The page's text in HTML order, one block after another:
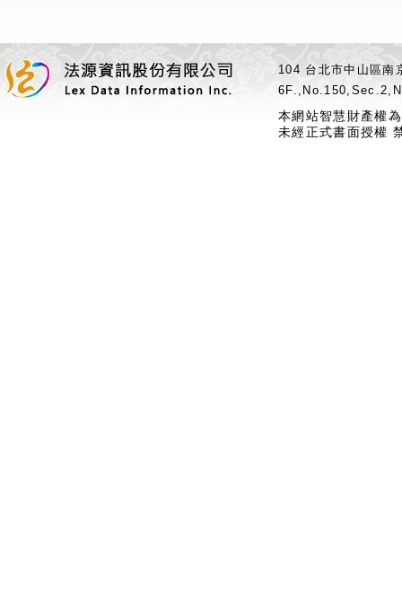
104 台北市中山區
本網站智慧財產權
未經正式書面授權